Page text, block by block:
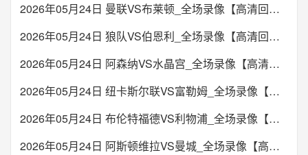
2026年05月24日 曼联VS布莱顿_全场录像【高清回放】
2026年05月24日 狼队VS伯恩利_全场录像【高清回放】
2026年05月24日 阿森纳VS水晶宫_全场录像【高清回放】
2026年05月24日 纽卡斯尔联VS富勒姆_全场录像【高清回放】
2026年05月24日 布伦特福德VS利物浦_全场录像【高清回放】
2026年05月24日 阿斯顿维拉VS曼城_全场录像【高清回放】